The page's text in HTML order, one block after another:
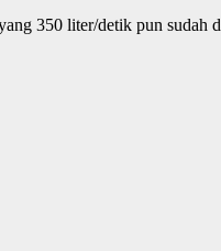
350 liter/detik pun sudah